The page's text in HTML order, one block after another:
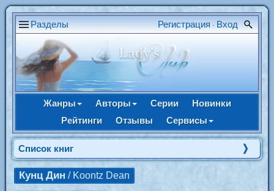
Разделы Регистрация • Вход
Жанры Авторы Серии
Новинки
Рейтинги
Отзывы Сервисы
Cписок книг
Кунц Дин / Koontz Dean